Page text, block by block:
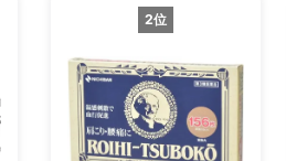
2位